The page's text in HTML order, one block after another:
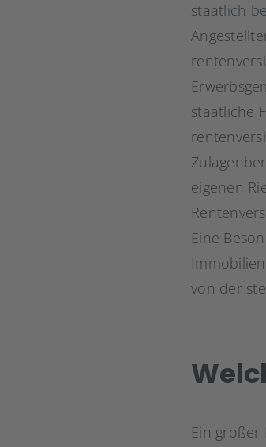
staatlich
staatliche
eigenen
Eine
von der
Ein großer